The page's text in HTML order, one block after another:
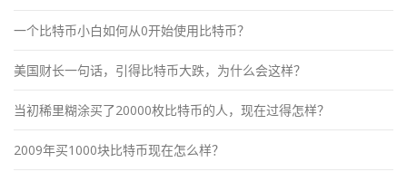
一个比特币小白如何从0开始使用比特币？
美国财长一句话，引得比特币大跌，为什么会这样？
当初稀里糊涂买了20000枚比特币的人，现在过得怎样？
2009年买1000块比特币现在怎么样？